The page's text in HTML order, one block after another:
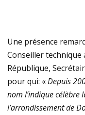
Une présence
Conseiller technique
République,
pour qui: «Depuis
nom l’indique célèbre
l’arrondissement de